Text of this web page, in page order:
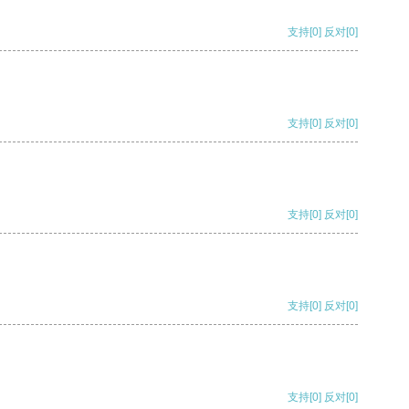
支持[0] 反对[0]
支持[0] 反对[0]
支持[0] 反对[0]
支持[0] 反对[0]
支持[0] 反对[0]